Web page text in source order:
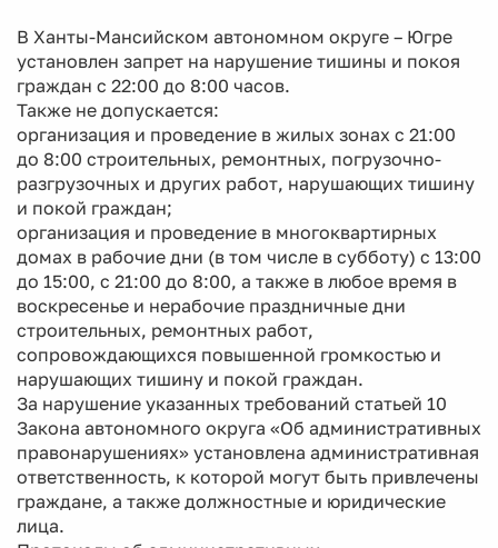
В Ханты-Мансийском автономном округе – Югре
установлен запрет на нарушение тишины и покоя
граждан с 22:00 до 8:00 часов.
Также не допускается:
организация и проведение в жилых зонах с 21:00
до 8:00 строительных, ремонтных, погрузочно-
разгрузочных и других работ, нарушающих тишину
и покой граждан;
организация и проведение в многоквартирных
домах в рабочие дни (в том числе в субботу) с 13:00
до 15:00, с 21:00 до 8:00, а также в любое время в
воскресенье и нерабочие праздничные дни
строительных, ремонтных работ,
сопровождающихся повышенной громкостью и
нарушающих тишину и покой граждан.
За нарушение указанных требований статьей 10
Закона автономного округа «Об административных
правонарушениях» установлена административная
ответственность, к которой могут быть привлечены
граждане, а также должностные и юридические
лица.